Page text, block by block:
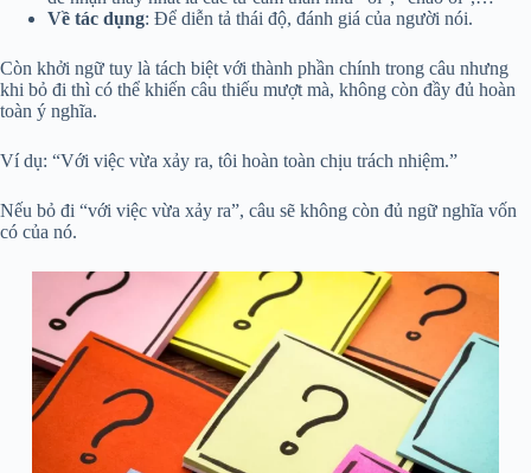
Về tác dụng: Để diễn tả thái độ, đánh giá của người nói.
Còn khởi ngữ tuy là tách biệt với thành phần chính trong câu nhưng
khi bỏ đi thì có thể khiến câu thiếu mượt mà, không còn đầy đủ hoàn
toàn ý nghĩa.
Ví dụ: “Với việc vừa xảy ra, tôi hoàn toàn chịu trách nhiệm.”
Nếu bỏ đi “với việc vừa xảy ra”, câu sẽ không còn đủ ngữ nghĩa vốn
có của nó.